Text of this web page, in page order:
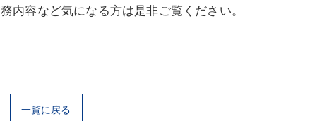
内容など気になる方は是非ご覧ください。
一覧に戻る